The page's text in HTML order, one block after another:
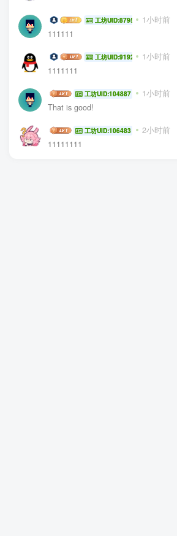
李哥哥1234工坊UID:8795 1小时前
111111
ss123456 工坊UID:91920 1小时前
1111111
niaoyuhao工坊UID:104887 1小时前
That is good!
巴尼库梓工坊UID:106483 2小时前
11111111